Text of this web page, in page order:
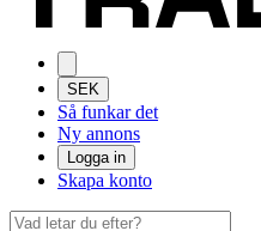
SEK
Så funkar det
Ny annons
Logga in
Skapa konto